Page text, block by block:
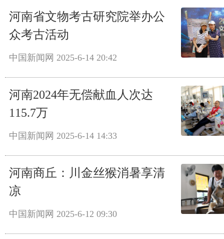
河南省文物考古研究院举办公
众考古活动
中国新闻网 2025-6-14 20:42
河南2024年无偿献血人次达
115.7万
中国新闻网 2025-6-14 14:33
河南商丘：川金丝猴消暑享清
凉
中国新闻网 2025-6-12 09:30